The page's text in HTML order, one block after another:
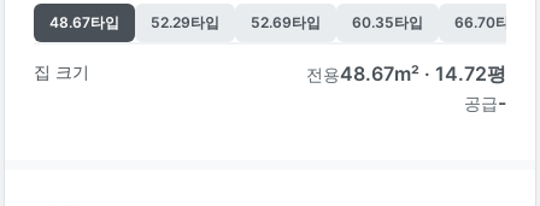
48.67타입 52.29타입 52.69타입 60.35타입 66.70타입
집 크기 전용48.67m² · 14.72평
공급-